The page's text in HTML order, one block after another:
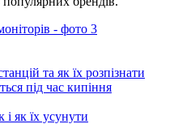
та як їх розпізнати
під час кипіння
як їх усунути